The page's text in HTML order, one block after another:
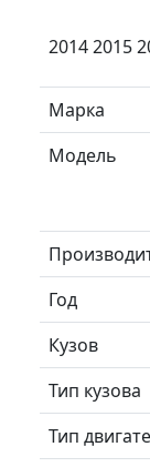
2014 2015
Марка
Модель
Год
Кузов
Тип кузова
Тип